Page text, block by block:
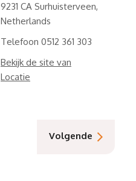
9231 CA Surhuisterveen,
Netherlands
Telefoon 0512 361 303
Bekijk de site van
Locatie
Volgende